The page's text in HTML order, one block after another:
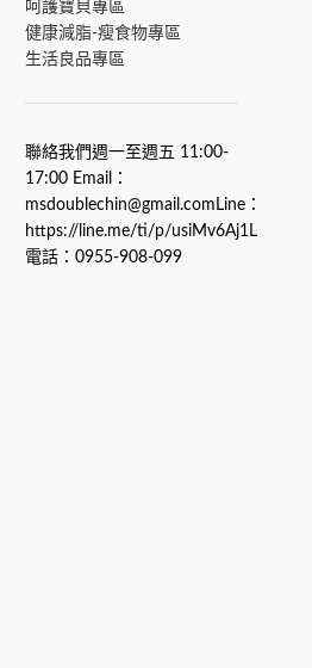
呵護寶貝專區
健康減脂-瘦食物專區
生活良品專區
聯絡我們週一至週五 11:00-
17:00 Email：
msdoublechin@gmail.comLine：
https://line.me/ti/p/usiMv6Aj1L
電話：0955-908-099